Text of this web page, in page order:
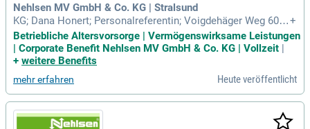
Nehlsen MV GmbH & Co. KG | Stralsund
KG; Dana Honert; Personalreferentin; Voigdehäger Weg 60; 1
8439 Stralsund; www.nehlsen.com/karriere.
+
Betriebliche Altersvorsorge | Vermögenswirksame Leistungen
| Corporate Benefit Nehlsen MV GmbH & Co. KG | Vollzeit |
+ weitere Benefits
mehr erfahren Heute veröffentlicht